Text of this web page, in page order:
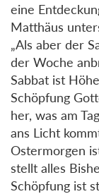
eine
Matthäus
„Als aber der
der Woche
Sabbat ist
Schöpfung
her, was am
ans Licht
Ostermorgen
stellt alles
Schöpfung ist